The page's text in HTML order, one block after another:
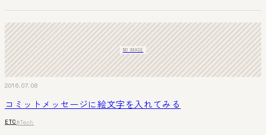
NO IMAGE
2016.07.08
コミットメッセージに絵文字を入れてみる
ETC#Tech